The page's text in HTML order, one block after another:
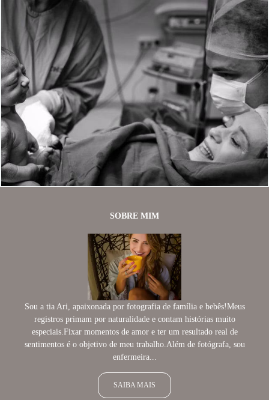
1559 0
SOBRE MIM
Sou a tia Ari, apaixonada por fotografia de família e bebês!Meus
registros primam por naturalidade e contam histórias muito
especiais.Fixar momentos de amor e ter um resultado real de
sentimentos é o objetivo de meu trabalho.Além de fotógrafa, sou
enfermeira...
SAIBA MAIS